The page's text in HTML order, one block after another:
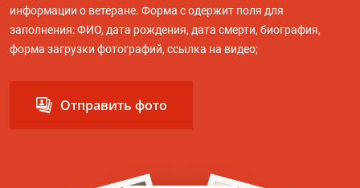
информации о ветеране. Форма с одержит поля для
заполнения: ФИО, дата рождения, дата смерти, биография,
форма загрузки фотографий, ссылка на видео;
Отправить фото